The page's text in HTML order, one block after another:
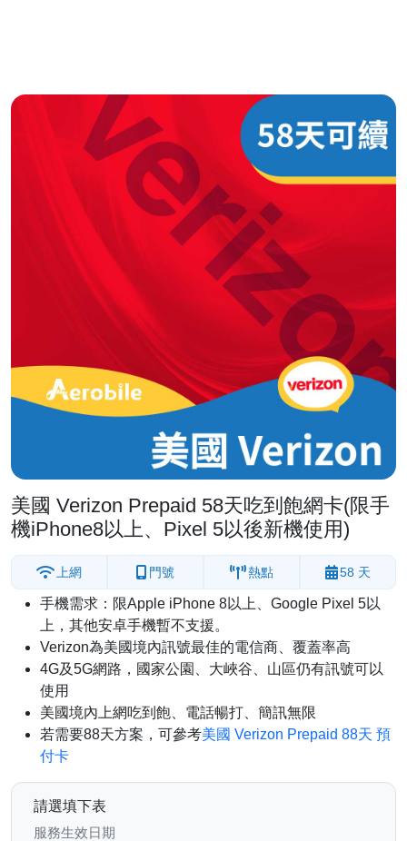
美國 Verizon Prepaid 58天吃到飽網卡(限手
機iPhone8以上、Pixel 5以後新機使用)
上網 門號 熱點 58 天
手機需求：限Apple iPhone 8以上、Google Pixel 5以
上，其他安卓手機暫不支援。
Verizon為美國境內訊號最佳的電信商、覆蓋率高
4G及5G網路，國家公園、大峽谷、山區仍有訊號可以
使用
美國境內上網吃到飽、電話暢打、簡訊無限
若需要88天方案，可參考美國 Verizon Prepaid 88天 預
付卡
請選填下表
服務生效日期